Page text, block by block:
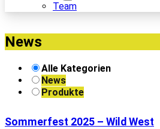
Team
News
Alle Kategorien
News
Produkte
Sommerfest 2025 – Wild West